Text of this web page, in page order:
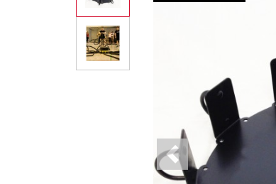
Previous